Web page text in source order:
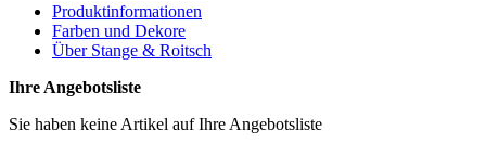
Produktinformationen
Farben und Dekore
Über Stange & Roitsch
Ihre Angebotsliste
Sie haben keine Artikel auf Ihre Angebotsliste